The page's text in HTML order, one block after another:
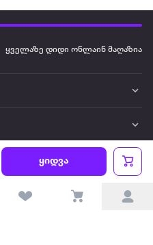
ყიდვა
ყველაზე დიდი ონლაინ მაღაზია